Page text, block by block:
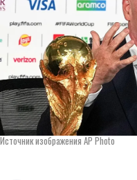
Источник изображения AP Photo